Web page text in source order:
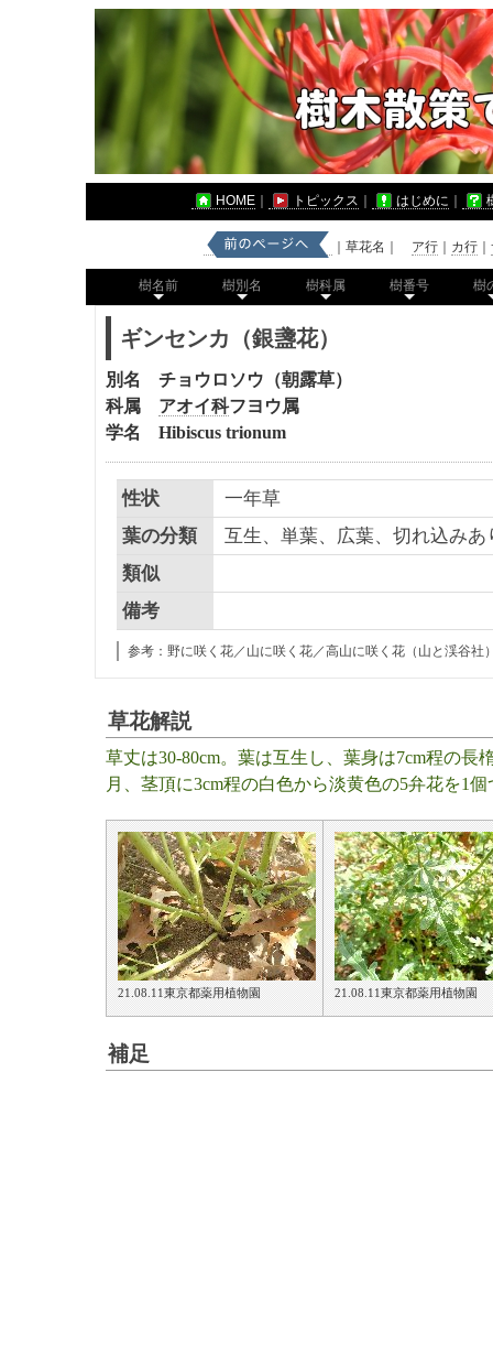
HOME トピックス はじめに
｜草花名｜ ア行 カ行
樹名前 樹別名 樹科属 樹番号 樹
ギンセンカ（銀盞花）
別名 チョウロソウ（朝露草）
科属 アオイ科フヨウ属
学名 Hibiscus trionum
性状
一年草
葉の分類
互生、単葉、広葉、切れ込みあ
類似
備考
参考：野に咲く花／山に咲く花／高山に咲く花（山と渓谷社
草花解説
草丈は30-80cm。葉は互生し、葉身は7cm程の
月、茎頂に3cm程の白色から淡黄色の5弁花を1
21.08.11東京都薬用植物園 21.08.11東京都薬用植物園
補足